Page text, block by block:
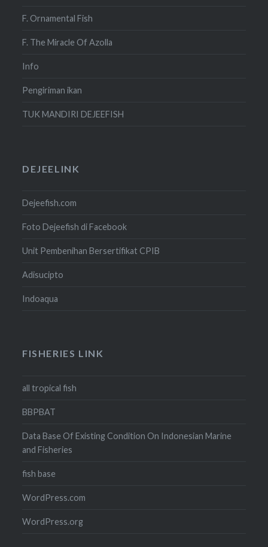
F. Ornamental Fish
F. The Miracle Of Azolla
Info
Pengiriman ikan
TUK MANDIRI DEJEEFISH
DEJEELINK
Dejeefish.com
Foto Dejeefish di Facebook
Unit Pembenihan Bersertifikat CPIB
Adisucipto
Indoaqua
FISHERIES LINK
all tropical fish
BBPBAT
Data Base Of Existing Condition On Indonesian Marine
and Fisheries
fish base
WordPress.com
WordPress.org